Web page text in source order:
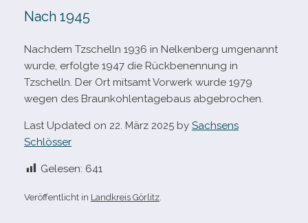
Nach 1945
Nachdem Tzschelln 1936 in Nelkenberg umge­nannt
wurde, erfolgte 1947 die Rückbenennung in
Tzschelln. Der Ort mit­samt Vorwerk wurde 1979
wegen des Braunkohlentagebaus abgebrochen.
Last Updated on 22. März 2025 by Sachsens
Schlösser
Gelesen: 641
Veröffentlicht in Landkreis Görlitz